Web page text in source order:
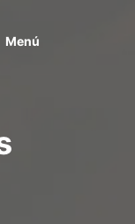
Menú